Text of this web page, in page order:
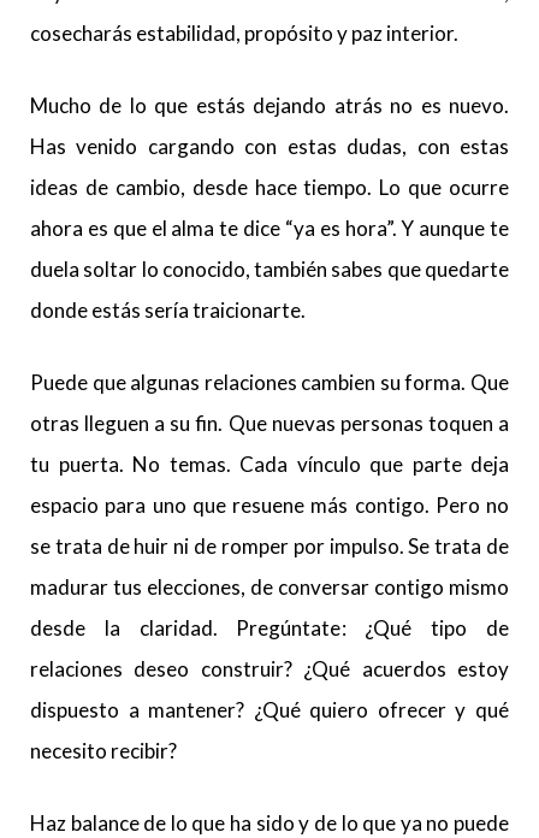
cosecharás estabilidad, propósito y paz interior.
Mucho de lo que estás dejando atrás no es nuevo.
Has venido cargando con estas dudas, con estas
ideas de cambio, desde hace tiempo. Lo que ocurre
ahora es que el alma te dice “ya es hora”. Y aunque te
duela soltar lo conocido, también sabes que quedarte
donde estás sería traicionarte.
Puede que algunas relaciones cambien su forma. Que
otras lleguen a su fin. Que nuevas personas toquen a
tu puerta. No temas. Cada vínculo que parte deja
espacio para uno que resuene más contigo. Pero no
se trata de huir ni de romper por impulso. Se trata de
madurar tus elecciones, de conversar contigo mismo
desde la claridad. Pregúntate: ¿Qué tipo de
relaciones deseo construir? ¿Qué acuerdos estoy
dispuesto a mantener? ¿Qué quiero ofrecer y qué
necesito recibir?
Haz balance de lo que ha sido y de lo que ya no puede